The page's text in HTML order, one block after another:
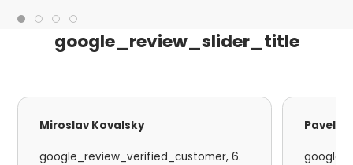
google_review_slider_title
Miroslav Kovalsky
google_review_verified_customer, 6.
Pavel